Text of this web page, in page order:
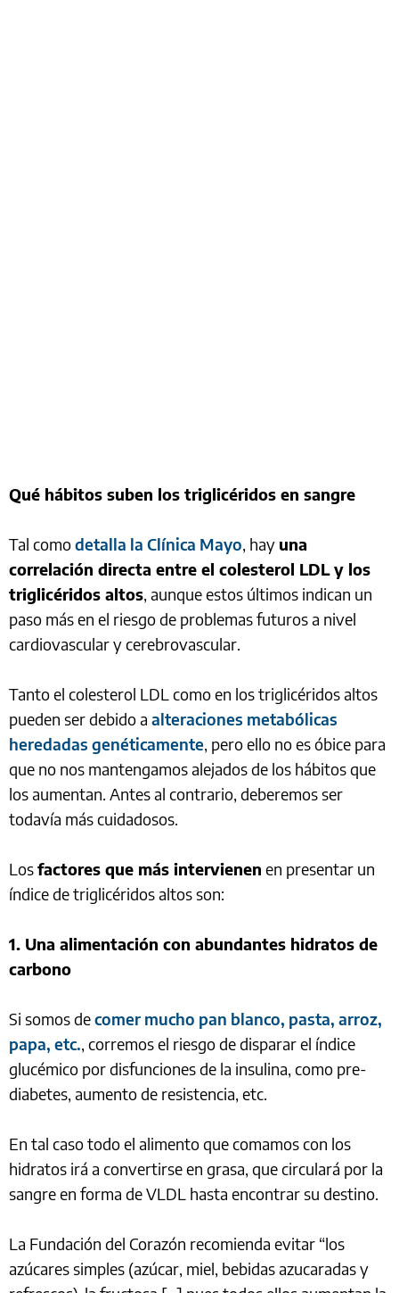
Qué hábitos suben los triglicéridos en sangre
Tal comodetalla la Clínica Mayo, hay una
correlación directa entre el colesterol LDL y los
triglicéridos altos, aunque estos últimos indican un
paso más en el riesgo de problemas futuros a nivel
cardiovascular y cerebrovascular.
Tanto el colesterol LDL como en los triglicéridos altos
pueden ser debido a alteraciones metabólicas
heredadas genéticamente, pero ello no es óbice para
que no nos mantengamos alejados de los hábitos que
los aumentan. Antes al contrario, deberemos ser
todavía más cuidadosos.
Losfactores que más intervienen en presentar un
índice de triglicéridos altos son:
1. Una alimentación con abundantes hidratos de
carbono
Si somos decomer mucho pan blanco, pasta, arroz,
papa, etc., corremos el riesgo de disparar el índice
glucémico por disfunciones de la insulina, como pre-
diabetes, aumento de resistencia, etc.
En tal caso todo el alimento que comamos con los
hidratos irá a convertirse en grasa, que circulará por la
sangre en forma de VLDL hasta encontrar su destino.
La Fundación del Corazón recomienda evitar “los
azúcares simples (azúcar, miel, bebidas azucaradas y